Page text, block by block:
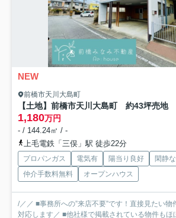
NEW
前橋市天川大島町
【土地】前橋市天川大島町 約43坪売地
1,180万円
- / 144.24㎡ / -
上毛電鉄「三俣」駅 徒歩22分
プロパンガス 電気有 陽当り良好
閑静
仲介手数料無料
オープンハウス
/／／ ■事務所への”来店不要”です！直接見たい
対応します／ ■他社様で掲載されている物件もほ